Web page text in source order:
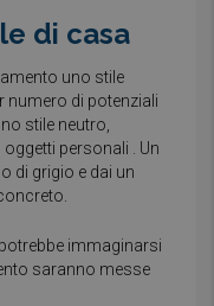
di casa
uno stile
numero di potenziali
stile neutro,
personali . Un
di grigio e dai un
immaginarsi
saranno messe